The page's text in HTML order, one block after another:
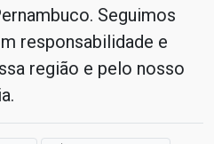
Seguimos
responsabilidade e
região e pelo nosso